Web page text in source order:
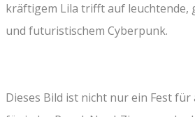
kräftigem Lila trifft auf leuchtende,
und futuristischem Cyberpunk.
Dieses Bild ist nicht nur ein Fest